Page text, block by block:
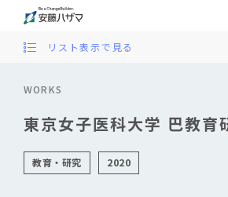
WORKS
東京女子医科大学 巴教育
教育・研究 2020
リスト表示で見る